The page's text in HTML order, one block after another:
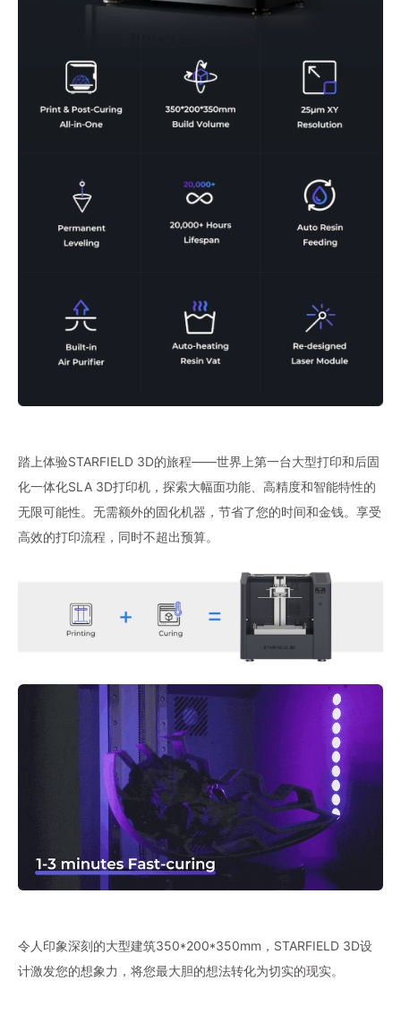
踏上体验STARFIELD 3D的旅程——世界上第一台大型打印和后固
化一体化SLA 3D打印机，探索大幅面功能、高精度和智能特性的
无限可能性。无需额外的固化机器，节省了您的时间和金钱。享受
高效的打印流程，同时不超出预算。
令人印象深刻的大型建筑350*200*350mm，STARFIELD 3D设
计激发您的想象力，将您最大胆的想法转化为切实的现实。